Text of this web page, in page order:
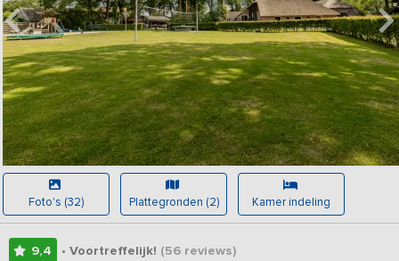
Foto's (32) Plattegronden (2) Kamer indeling
9,4 • Voortreffelijk! (56reviews)